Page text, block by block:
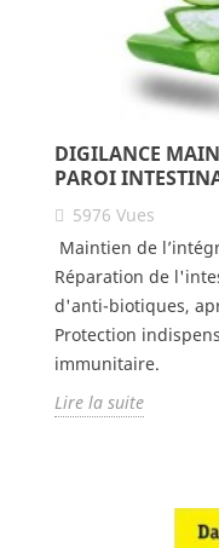
DIGILANCE
PAROI
5976 Vues
Maintien de
Réparation de
d'anti-biotiques,
Protection
immunitaire.
Lire la suite